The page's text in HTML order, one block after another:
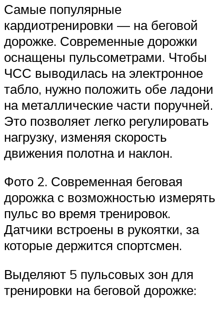
Самые популярные
кардиотренировки — на беговой
дорожке. Современные дорожки
оснащены пульсометрами. Чтобы
ЧСС выводилась на электронное
табло, нужно положить обе ладони
на металлические части поручней.
Это позволяет легко регулировать
нагрузку, изменяя скорость
движения полотна и наклон.
Фото 2. Современная беговая
дорожка с возможностью измерять
пульс во время тренировок.
Датчики встроены в рукоятки, за
которые держится спортсмен.
Выделяют 5 пульсовых зон для
тренировки на беговой дорожке: